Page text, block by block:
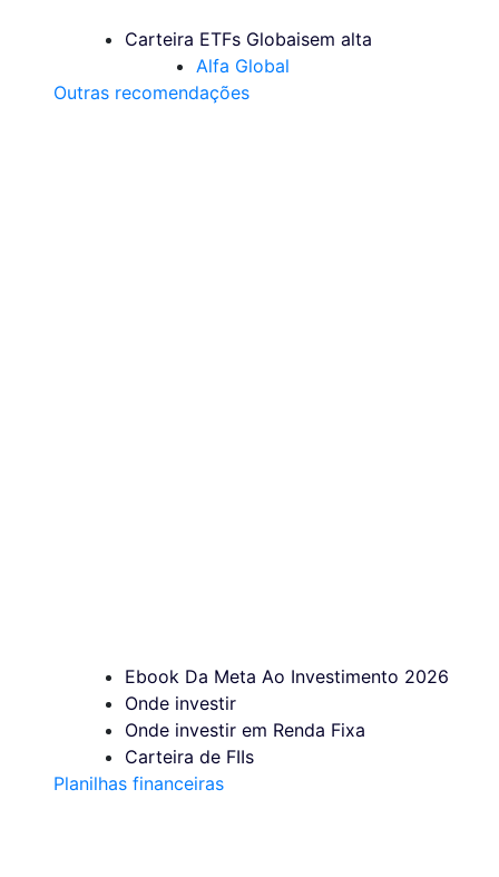
Carteira ETFs Globaisem alta
Alfa Global
Outras recomendações
Ebook Da Meta Ao Investimento 2026
Onde investir
Onde investir em Renda Fixa
Carteira de FIIs
Planilhas financeiras